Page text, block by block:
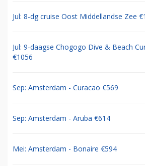
Jul: 8-dg cruise Oost Middellandse Zee
Jul: 9-daagse Chogogo Dive & Beach
€1056
Sep: Amsterdam - Curacao €569
Sep: Amsterdam - Aruba €614
Mei: Amsterdam - Bonaire €594